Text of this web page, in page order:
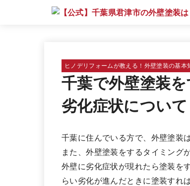
ヒノデリフォームが教える！外壁塗装の基本
千葉で外壁塗装
劣化症状について
千葉に住んでいる方で、外壁塗装
また、外壁塗装をするタイミング
外壁に劣化症状が現れたら塗装を
らい劣化が進んだときに塗装すれ